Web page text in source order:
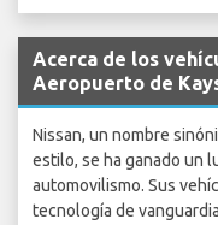
Acerca de los
Aeropuerto de
Nissan, un nombre
estilo, se ha ganado un
automovilismo. Sus
tecnología de